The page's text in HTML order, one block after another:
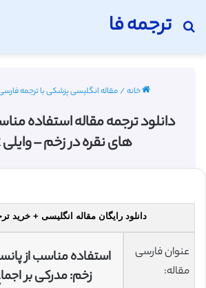
ترجمه فا
جستجو برای
خانه/مقاله انگلیسی پزشکی با ترجمه فارسی 2022 -
دانلود ترجمه مقاله استفاده
های نقره در زخم – وایلی 2012
دانلود رایگان مقاله انگلیسی + خرید
عنوان فارسی
مقاله:
استفاده مناسب از
زخم: مدرکی بر